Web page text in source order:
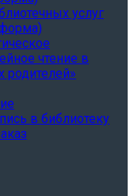
услуг
чтение в
в библиотеку